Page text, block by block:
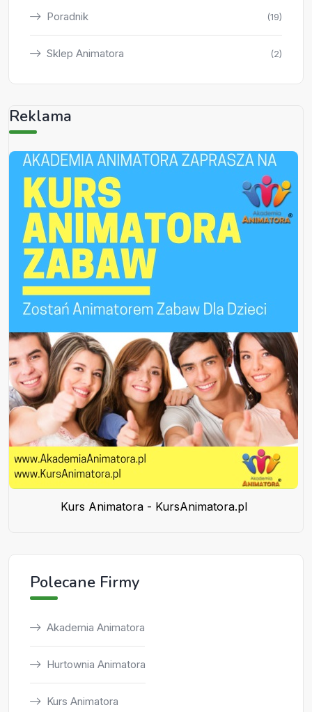
Poradnik (19)
Sklep Animatora (2)
Reklama
Kurs Animatora - KursAnimatora.pl
Polecane Firmy
Akademia Animatora
Hurtownia Animatora
Kurs Animatora